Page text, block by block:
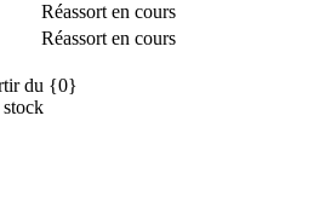
Réassort en cours
Réassort en cours
du {0}